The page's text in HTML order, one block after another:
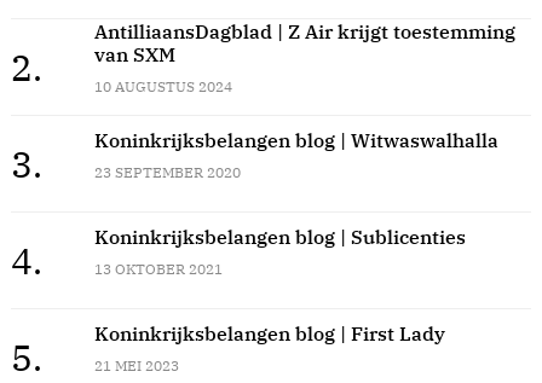
2.
AntilliaansDagblad | Z Air krijgt toestemming
van SXM
10 AUGUSTUS 2024
3.
Koninkrijksbelangen blog | Witwaswalhalla
23 SEPTEMBER 2020
4.
Koninkrijksbelangen blog | Sublicenties
13 OKTOBER 2021
5.
Koninkrijksbelangen blog | First Lady
21 MEI 2023